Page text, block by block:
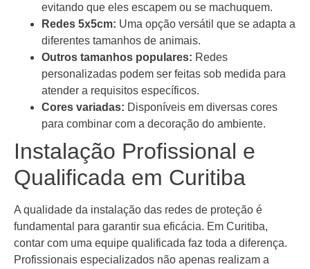
evitando que eles escapem ou se machuquem.
Redes 5x5cm: Uma opção versátil que se adapta a
diferentes tamanhos de animais.
Outros tamanhos populares: Redes
personalizadas podem ser feitas sob medida para
atender a requisitos específicos.
Cores variadas: Disponíveis em diversas cores
para combinar com a decoração do ambiente.
Instalação Profissional e
Qualificada em Curitiba
A qualidade da instalação das redes de proteção é
fundamental para garantir sua eficácia. Em Curitiba,
contar com uma equipe qualificada faz toda a diferença.
Profissionais especializados não apenas realizam a